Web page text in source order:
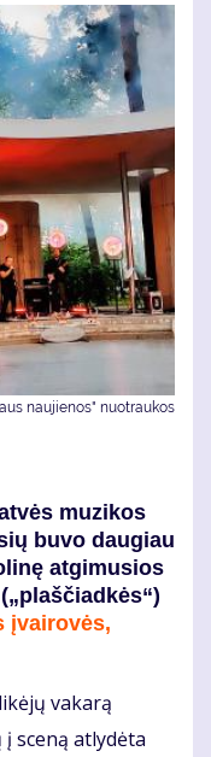
naujienos" nuotraukos
muzikos
buvo daugiau
atgimusios
įvairovės,
vakarą
sceną atlydėta